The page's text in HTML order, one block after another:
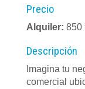
Precio
Alquiler: 850
Descripción
Imagina tu
comercial